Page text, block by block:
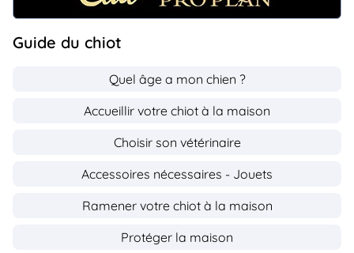
Guide du chiot
Quel âge a mon chien ?
Accueillir votre chiot à la maison
Choisir son vétérinaire
Accessoires nécessaires - Jouets
Ramener votre chiot à la maison
Protéger la maison